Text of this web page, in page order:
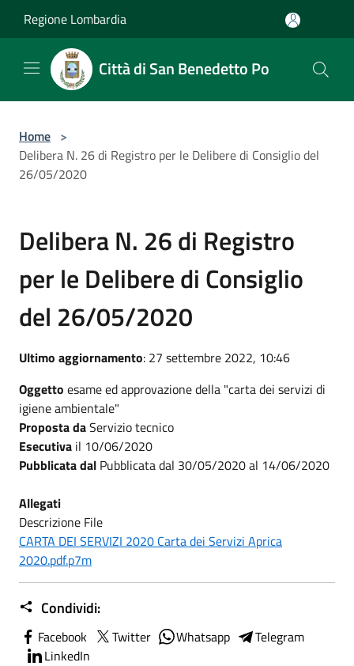
Regione Lombardia
Città di San Benedetto Po
Home >
Delibera N. 26 di Registro per le Delibere di Consiglio del
26/05/2020
Delibera N. 26 di Registro
per le Delibere di Consiglio
del 26/05/2020
Ultimo aggiornamento: 27 settembre 2022, 10:46
Oggetto esame ed approvazione della "carta dei servizi di
igiene ambientale"
Proposta daServizio tecnico
Esecutiva il 10/06/2020
Pubblicata dal Pubblicata dal 30/05/2020 al 14/06/2020
Allegati
Descrizione File
CARTA DEI SERVIZI 2020 Carta dei Servizi Aprica
2020.pdf.p7m
Condividi:
Facebook Twitter Whatsapp
Telegram
LinkedIn